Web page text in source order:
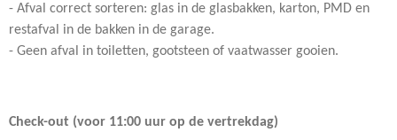
- Afval correct sorteren: glas in de glasbakken, karton, PMD en
restafval in de bakken in de garage.
- Geen afval in toiletten, gootsteen of vaatwasser gooien.
Check-out (voor 11:00 uur op de vertrekdag)